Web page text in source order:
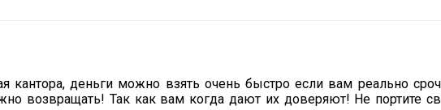
кантора, деньги можно взять очень быстро если вам реально
возвращать! Так как вам когда дают их доверяют! Не портите